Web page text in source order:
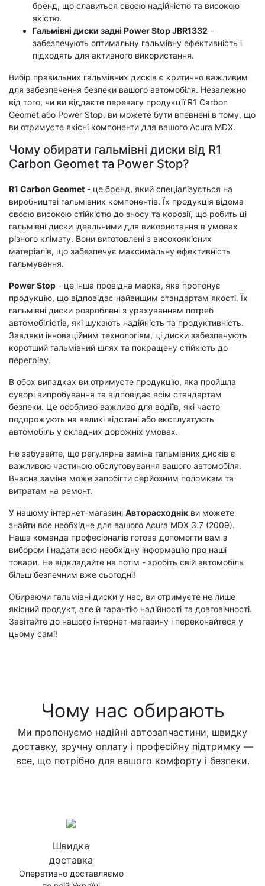
бренд, що славиться своєю надійністю та високою
якістю.
Гальмівні диски задні Power Stop JBR1332 -
забезпечують оптимальну гальмівну ефективність і
підходять для активного використання.
Вибір правильних гальмівних дисків є критично важливим
для забезпечення безпеки вашого автомобіля. Незалежно
від того, чи ви віддаєте перевагу продукції R1 Carbon
Geomet або Power Stop, ви можете бути впевнені в тому, що
ви отримуєте якісні компоненти для вашого Acura MDX.
Чому обирати гальмівні диски від R1
Carbon Geomet та Power Stop?
R1 Carbon Geomet - це бренд, який спеціалізується на
виробництві гальмівних компонентів. Їх продукція відома
своєю високою стійкістю до зносу та корозії, що робить ці
гальмівні диски ідеальними для використання в умовах
різного клімату. Вони виготовлені з високоякісних
матеріалів, що забезпечує максимальну ефективність
гальмування.
Power Stop - це інша провідна марка, яка пропонує
продукцію, що відповідає найвищим стандартам якості. Їх
гальмівні диски розроблені з урахуванням потреб
автомобілістів, які шукають надійність та продуктивність.
Завдяки інноваційним технологіям, ці диски забезпечують
коротший гальмівний шлях та покращену стійкість до
перегріву.
В обох випадках ви отримуєте продукцію, яка пройшла
суворі випробування та відповідає всім стандартам
безпеки. Це особливо важливо для водіїв, які часто
подорожують на великі відстані або експлуатують
автомобіль у складних дорожніх умовах.
Не забувайте, що регулярна заміна гальмівних дисків є
важливою частиною обслуговування вашого автомобіля.
Вчасна заміна може запобігти серйозним поломкам та
витратам на ремонт.
У нашому інтернет-магазині Авторасходнік ви можете
знайти все необхідне для вашого Acura MDX 3.7 (2009).
Наша команда професіоналів готова допомогти вам з
вибором і надати всю необхідну інформацію про наші
товари. Не відкладайте на потім - зробіть свій автомобіль
більш безпечним вже сьогодні!
Обираючи гальмівні диски у нас, ви отримуєте не лише
якісний продукт, але й гарантію надійності та довговічності.
Завітайте до нашого інтернет-магазину і переконайтеся у
цьому самі!
Чому нас обирають
Ми пропонуємо надійні автозапчастини, швидку
доставку, зручну оплату і професійну підтримку —
все, що потрібно для вашого комфорту і безпеки.
Швидка
доставка
Оперативно доставляємо